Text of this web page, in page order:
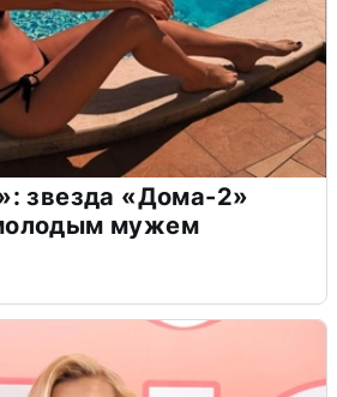
звезда «Дома-2»
мужем